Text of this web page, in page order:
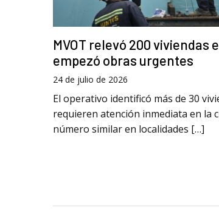
MVOT relevó 200 viviendas
empezó obras urgentes
24 de julio de 2026
El operativo identificó más de 30
requieren atención inmediata en la
número similar en localidades […]